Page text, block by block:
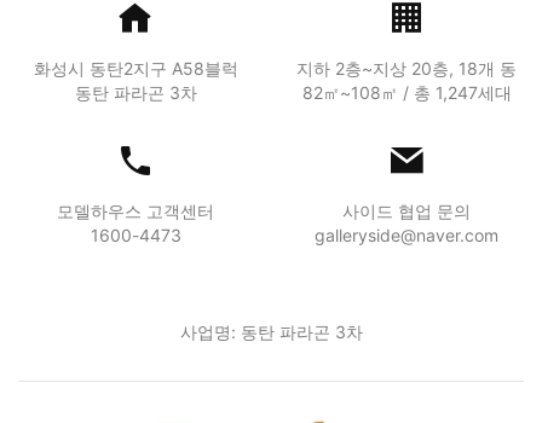
화성시 동탄2지구 A58블럭
동탄 파라곤 3차
지하 2층~지상 20층, 18개 동
82㎡~108㎡ / 총 1,247세대
모델하우스 고객센터
1600-4473
사이드 협업 문의
galleryside@naver.com
사업명: 동탄 파라곤 3차